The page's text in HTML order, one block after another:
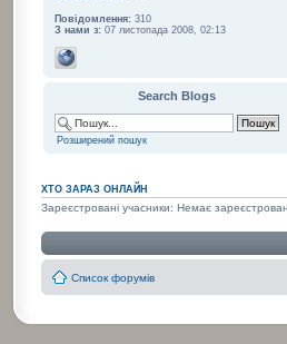
Повідомлення: 310
З нами з: 07 листопада 2008, 02:13
Search Blogs
Розширений пошук
ХТО ЗАРАЗ ОНЛАЙН
Зареєстровані учасники: Немає
Список форумів